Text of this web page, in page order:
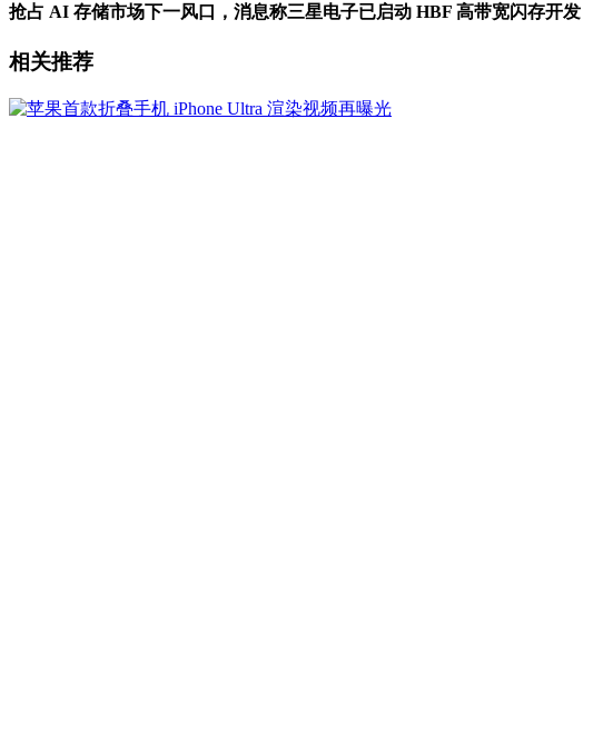
抢占 AI 存储市场下一风口，消息称三星电子已启动 HBF 高带宽闪存开发
相关推荐